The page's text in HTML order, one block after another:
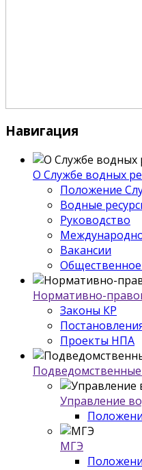
Навигация
О Службе водных
Положение
Водные
Руководство
Вакансии
Нормативно-
Законы КР
Проекты НПА
Управление
МГЭ